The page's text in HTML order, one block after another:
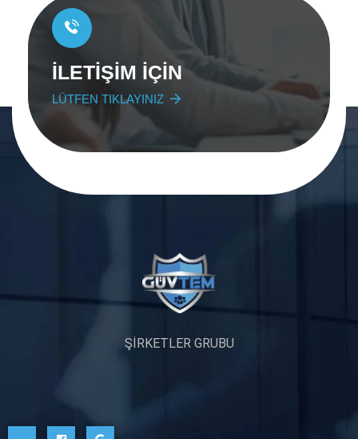
İLETİŞİM İÇİN
LÜTFEN TIKLAYINIZ
ŞİRKETLER GRUBU